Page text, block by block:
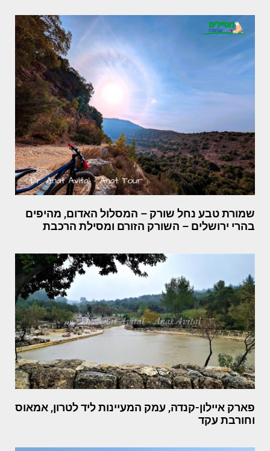
שמורת טבע נחל שורק – המסלול האדום, מהיפים
בהרי ירושלים – השורק הזורם ומסילת הרכבת
פארק איילון-קנדה, עמק המעיינות ליד לטרון, אמאוס
וחורבת עקד